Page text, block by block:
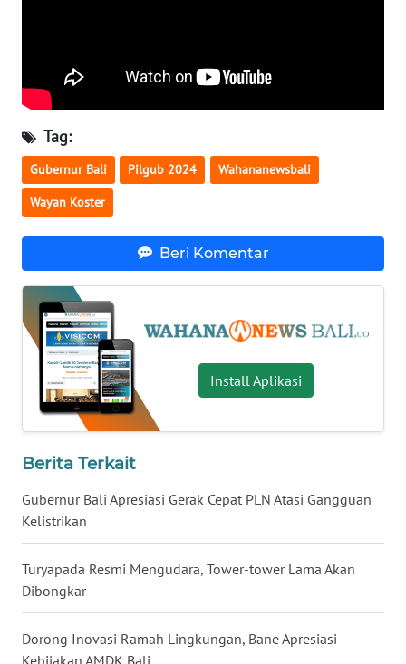
Tag:
Gubernur Bali Pilgub 2024 Wahananewsbali
Wayan Koster
Beri Komentar
Install Aplikasi
Berita Terkait
Gubernur Bali Apresiasi Gerak Cepat PLN Atasi Gangguan
Kelistrikan
Turyapada Resmi Mengudara, Tower-tower Lama Akan
Dibongkar
Dorong Inovasi Ramah Lingkungan, Bane Apresiasi
Kebijakan AMDK Bali
WN
LAMPUNG
WN
WN
NUSANTARA
WN
JOGJA
WN
JATIM
WN
BALI
WN
KALBAR
WN
KALTENG